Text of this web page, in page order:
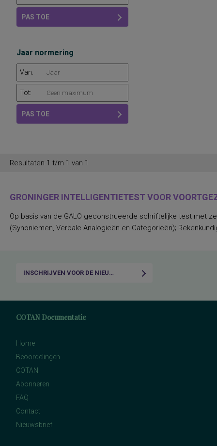
PAS TOE
Jaar normering
Van:
Tot:
PAS TOE
Resultaten 1 t/m 1 van 1
GRONINGER INTELLIGENTIETEST VOOR
Op basis van de GALO geconstrueerde schriftelijke test met
(Synoniemen, Verbale Analogieën en Categorieën);
INSCHRIJVEN VOOR DE NIEUWSBRIEF
COTAN Documentatie
Home
Beoordelingen
COTAN
Abonneren
FAQ
Contact
Nieuwsbrief